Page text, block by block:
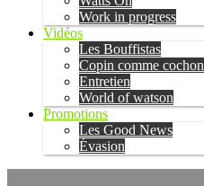
Work in progress
Vidéos
Les Bouffistas
Copin comme cochon
Entretien
World of watson
Promotions
Les Good News
Évasion